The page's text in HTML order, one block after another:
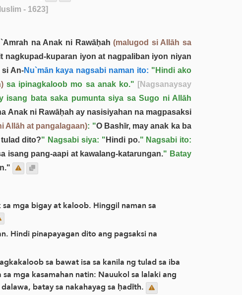
- 1623]
na Anak ni Rawāḥah(malugod si Allāh sa
nagkupad-kuparan iyon at nagpaliban iyon niyan
An-Nu`mān kaya nagsabi naman ito: "Hindi ako
sa ipinagkaloob mo sa anak ko." [Nagsanaysay
isang bata saka pumunta siya sa Sugo ni Allāh
Anak ni Rawāḥah ay nasisiyahan na magpasaksi
Allāh at pangalagaan): "O Bashīr, may anak ka ba
dito?" Nagsabi siya: " Hindi po." Nagsabi ito:
isang pang-aapi at kawalang-katarungan." Batay
mga bigay at kaloob. Hinggil naman sa
Hindi pinapayagan dito ang pagsaksi na
sa bawat isa sa kanila ng tulad sa iba
mga kasamahan natin: Nauukol sa lalaki ang
batay sa nakahayag sa ḥadīth.